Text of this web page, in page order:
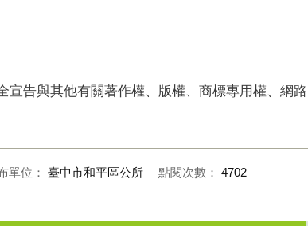
告與其他有關著作權、版權、商標專用權、網路
單位： 臺中市和平區公所 點閱次數： 4702